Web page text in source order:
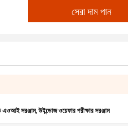
সেরা দাম পান
এওআই সরঞ্জাম,উইন্ডোজ ওয়েফার পরীক্ষার সরঞ্জাম